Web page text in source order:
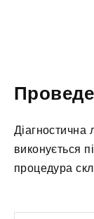
Діагностична
виконується
процедура